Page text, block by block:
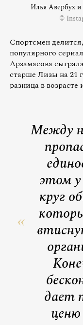
Илья Авербух
©
Спортсмен
популярного
Арзамасова
старше Лизы на 21
разница в
Между
этом
круг
дает